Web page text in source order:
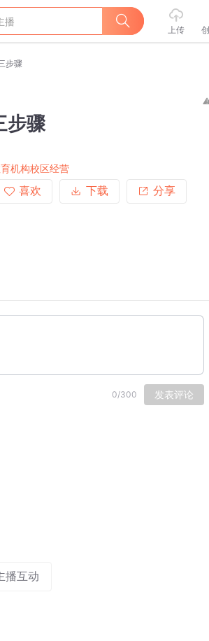
上传
步骤
步骤
机构校区经营
喜欢
下载 分享
0/300 发表评论
播互动